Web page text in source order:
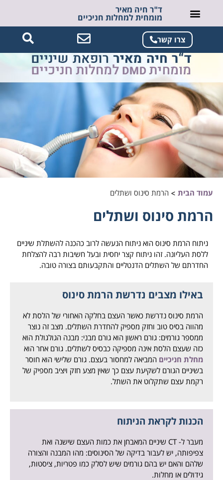
ד"ר חיה מאיר
מומחית למחלות חניכיים
צרו קשר
עמוד הבית > הרמת סינוס ושתלים
הרמת סינוס ושתלים
ניתוח הרמת סינוס הוא ניתוח הנעשה לרוב כהכנה להשתלת שיניים
ללסת העליונה. זהו ניתוח קצר יחסית ובעל חשיבות רבה להצלחת
החדרתם של השתלים הדנטליים והתקבעותם בצורה טובה.
באילו מצבים נדרשת הרמת סינוס
הרמת סינוס נדרשת כאשר העצם בחלקה האחורי של הלסת לא
מהווה בסיס טוב וחזק מספיק להחדרת השתלים. מצב זה נוצר
ממספר גורמים: גורם ראשון הוא גורם מבני: מבנה הגולגולת הוא
כזה שעצם הלסת אינה מספיקה כבסיס לשתלים. גורם אחר הוא
מחלת חניכיים המביאה למחסור בעצם. גורם שלישי הוא חוסר
בשיניים הגורם לשקיעת עצם כך שאין מצע חזק ויציב מספיק של
רקמת עצם שתקלוט את השתל.
הכנות לקראת הניתוח
מעבר ל- CT שיניים המאבחן את כמות העצם שישנה ואת
צפיפותה, יש לעבור בדיקה של הסינוסים: מהו המבנה והצורה
שלהם והאם יש בהם גורמים שיש לסלק כמו פטריות, ציסטות,
גידולים או מחלות.